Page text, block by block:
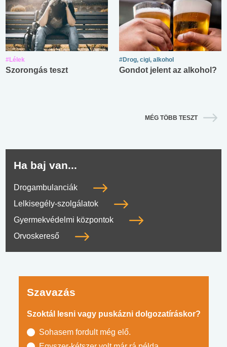
#Lélek
Szorongás teszt
#Drog, cigi, alkohol
Gondot jelent az alkohol?
MÉG TÖBB TESZT
Ha baj van...
Drogambulanciák
Lelkisegély-szolgálatok
Gyermekvédelmi központok
Orvoskereső
Szavazás
Szoktál lesni vagy puskázni dolgozatíráskor?
Sohasem fordult még elő.